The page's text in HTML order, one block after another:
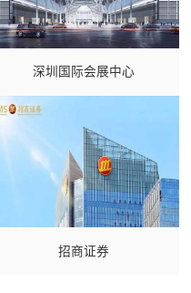
深圳国际会展中心
招商证券